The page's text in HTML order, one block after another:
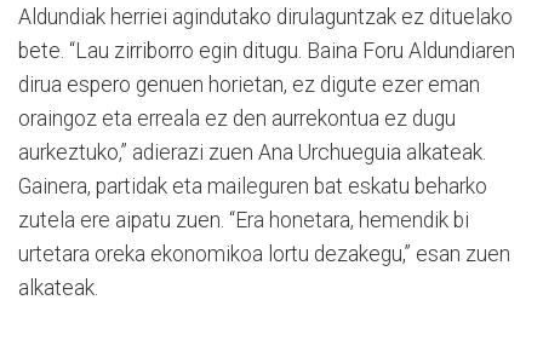
Aldundiak herriei agindutako dirulaguntzak ez dituelako
bete. “Lau zirriborro egin ditugu. Baina Foru Aldundiaren
dirua espero genuen horietan, ez digute ezer eman
oraingoz eta erreala ez den aurrekontua ez dugu
aurkeztuko,” adierazi zuen Ana Urchueguia alkateak.
Gainera, partidak eta maileguren bat eskatu beharko
zutela ere aipatu zuen. “Era honetara, hemendik bi
urtetara oreka ekonomikoa lortu dezakegu,” esan zuen
alkateak.